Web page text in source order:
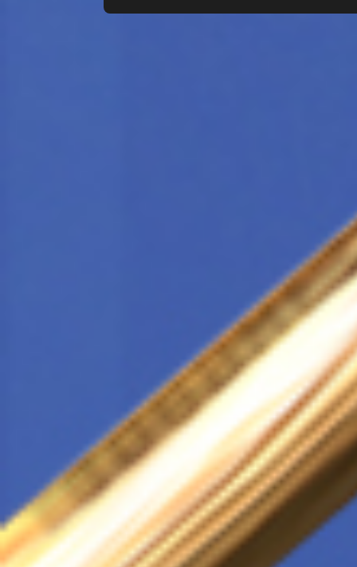
Всего позиций в корзине
Всего товара в корзине
Сумма к оплате (без